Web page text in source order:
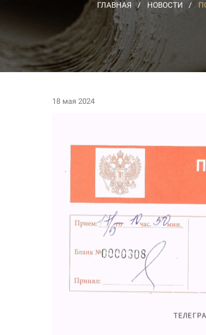
ГЛАВНАЯ НОВОСТИ
18 мая 2024